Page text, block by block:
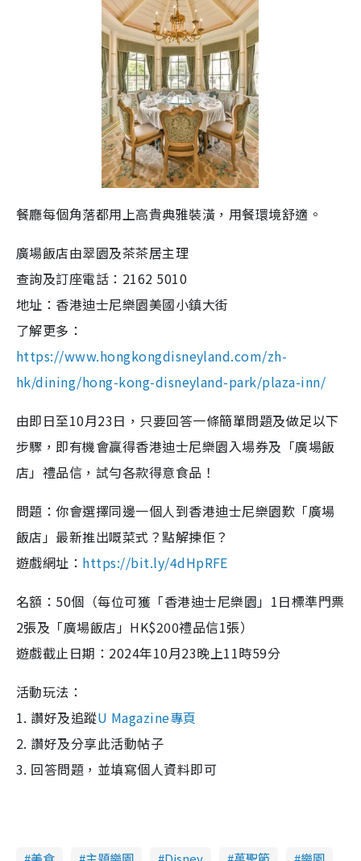
餐廳每個角落都用上高貴典雅裝潢，用餐環境舒適。
廣場飯店由翠園及茶茶居主理
查詢及訂座電話：2162 5010
地址：香港迪士尼樂園美國小鎮大街
了解更多：
https://www.hongkongdisneyland.com/zh-
hk/dining/hong-kong-disneyland-park/plaza-inn/
由即日至10月23日，只要回答一條簡單問題及做足以下
步驟，即有機會贏得香港迪士尼樂園入場券及「廣場飯
店」禮品信，試勻各款得意食品！
問題：你會選擇同邊一個人到香港迪士尼樂園歎「廣場
飯店」最新推出嘅菜式？點解揀佢？
遊戲網址： https://bit.ly/4dHpRFE
名額：50個（每位可獲「香港迪士尼樂園」1日標準門票
2張及「廣場飯店」HK$200禮品信1張）
遊戲截止日期：2024年10月23晚上11時59分
活動玩法：
1. 讚好及追蹤U Magazine專頁
2. 讚好及分享此活動帖子
3. 回答問題，並填寫個人資料即可